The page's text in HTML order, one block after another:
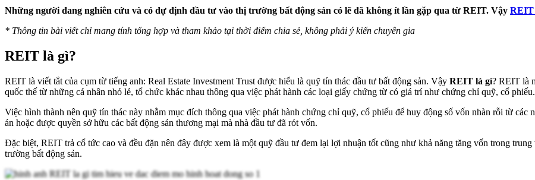
Những người đang nghiên cứu và có dự định đầu tư vào thị trường bất động sản có lẽ đã không ít lần gặp qua từ REIT. Vậy REIT
* Thông tin bài viết chỉ mang tính tổng hợp và tham khảo tại thời điểm chia sẻ, không phải ý kiến chuyên gia
REIT là gì?
REIT là viết tắt của cụm từ tiếng anh: Real Estate Investment Trust được hiểu là quỹ tín thác đầu tư bất động sản. Vậy REIT là gì? REIT là
quốc thế từ những cá nhân nhỏ lẻ, tổ chức khác nhau thông qua việc phát hành các loại giấy chứng từ có giá trí như chứng chỉ quỹ, cổ phiếu.
Việc hình thành nên quỹ tín thác này nhằm mục đích thông qua việc phát hành chứng chỉ quỹ, cổ phiếu để huy động số vốn nhàn rỗi từ các
án hoặc được quyền sở hữu các bất động sản thương mại mà nhà đầu tư đã rót vốn.
Đặc biệt, REIT trả cổ tức cao và đều đặn nên đây được xem là một quỹ đầu tư đem lại lợi nhuận tốt cũng như khả năng tăng vốn trong
trường bất động sản.